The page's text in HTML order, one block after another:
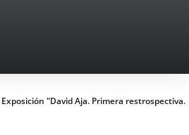
Exposición "David Aja. Primera restrospectiva.